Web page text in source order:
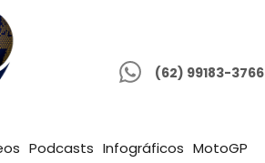
(62) 99183-3766
Goiânia 33º
Podcasts Infográficos MotoGP